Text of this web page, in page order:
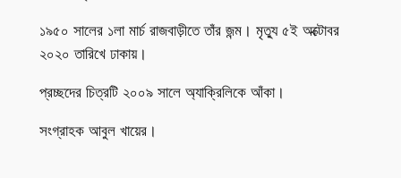
১৯৫০ সালের ১লা মার্চ রাজবাড়ীতে তাঁর জন্ম। মৃত্যু ৫ই অক্টোবর
২০২০ তারিখে ঢাকায়।
প্রচ্ছদের চিত্রটি ২০০৯ সালে অ্যাক্রিলিকে আঁকা।
সংগ্রাহক আবুল খায়ের।